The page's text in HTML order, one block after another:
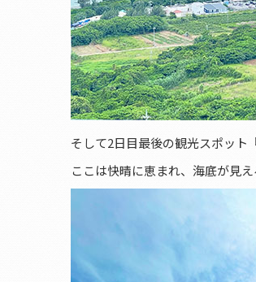
そして2日目最後の観光スポット
ここは快晴に恵まれ、海底が見